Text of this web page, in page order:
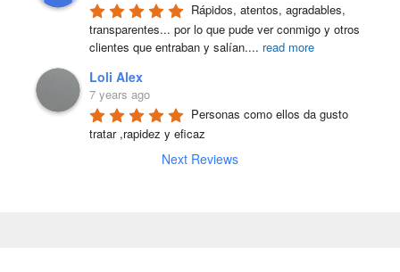
Rápidos, atentos, agradables,
transparentes... por lo que pude ver conmigo y otros
clientes que entraban y salían.... read more
Loli Alex
7 years ago
Personas como ellos da gusto
tratar ,rapidez y eficaz
Next Reviews